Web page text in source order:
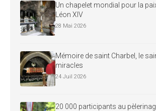
Un chapelet mondial pour la
Léon XIV
28 Mai 2026
Mémoire de saint Charbel, le
miracles
24 Juil 2026
20 000 participants au